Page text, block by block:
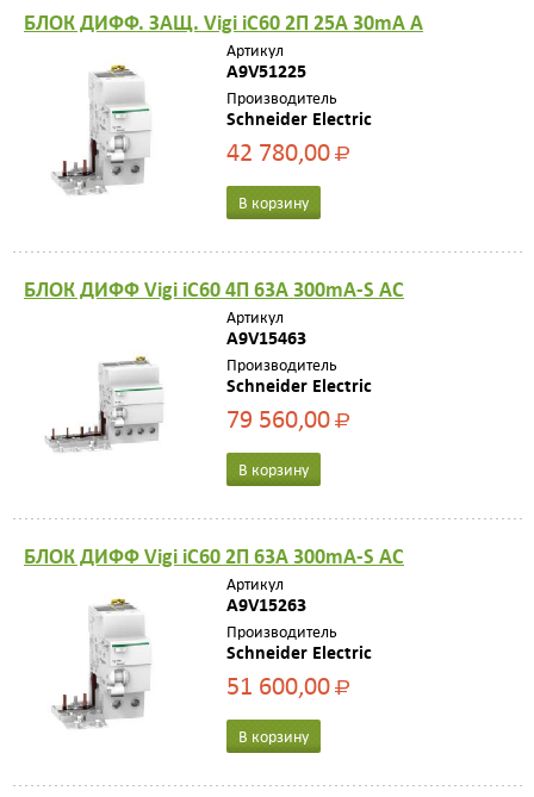
БЛОК ДИФФ. ЗАЩ. Vigi iC60 2П 25A 30mA A
Артикул
A9V51225
Производитель
Schneider Electric
42 780,00Р
В корзину
БЛОК ДИФФ Vigi iC60 4П 63A 300mA-S AC
Артикул
A9V15463
Производитель
Schneider Electric
79 560,00Р
В корзину
БЛОК ДИФФ Vigi iC60 2П 63A 300mA-S AC
Артикул
A9V15263
Производитель
Schneider Electric
51 600,00Р
В корзину